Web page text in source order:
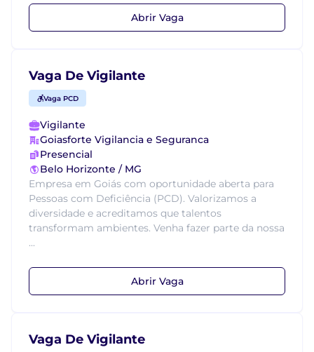
Abrir Vaga
Vaga De Vigilante
Vaga PCD
Vigilante
Goiasforte Vigilancia e Seguranca
Presencial
Belo Horizonte / MG
Empresa em Goiás com oportunidade aberta para
Pessoas com Deficiência (PCD). Valorizamos a
diversidade e acreditamos que talentos
transformam ambientes. Venha fazer parte da nossa
...
Abrir Vaga
Vaga De Vigilante